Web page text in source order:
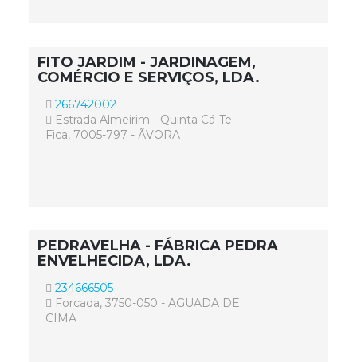
FITO JARDIM - JARDINAGEM,
COMÉRCIO E SERVIÇOS, LDA.
266742002
Estrada Almeirim - Quinta Cá-Te-
Fica, 7005-797 - ÃVORA
PEDRAVELHA - FÁBRICA PEDRA
ENVELHECIDA, LDA.
234666505
Forcada, 3750-050 - AGUADA DE
CIMA